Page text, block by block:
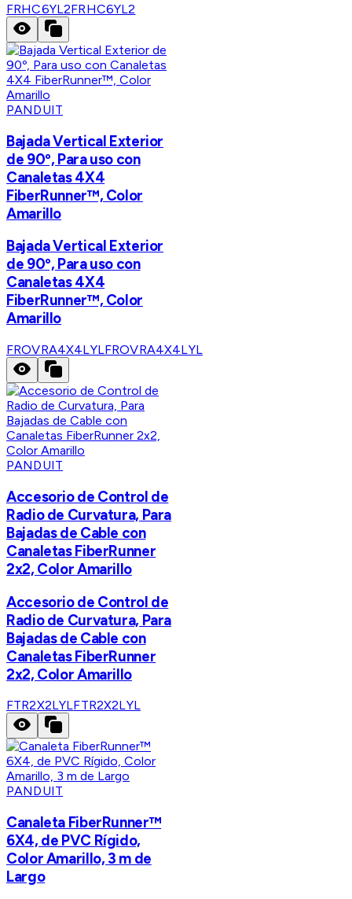
FRHC6YL2FRHC6YL2
PANDUIT
Bajada Vertical Exterior
de 90º, Para uso con
Canaletas 4X4
FiberRunner™, Color
Amarillo
Bajada Vertical Exterior
de 90º, Para uso con
Canaletas 4X4
FiberRunner™, Color
Amarillo
FROVRA4X4LYLFROVRA4X4LYL
PANDUIT
Accesorio de Control de
Radio de Curvatura, Para
Bajadas de Cable con
Canaletas FiberRunner
2x2, Color Amarillo
Accesorio de Control de
Radio de Curvatura, Para
Bajadas de Cable con
Canaletas FiberRunner
2x2, Color Amarillo
FTR2X2LYLFTR2X2LYL
PANDUIT
Canaleta FiberRunner™
6X4, de PVC Rígido,
Color Amarillo, 3 m de
Largo